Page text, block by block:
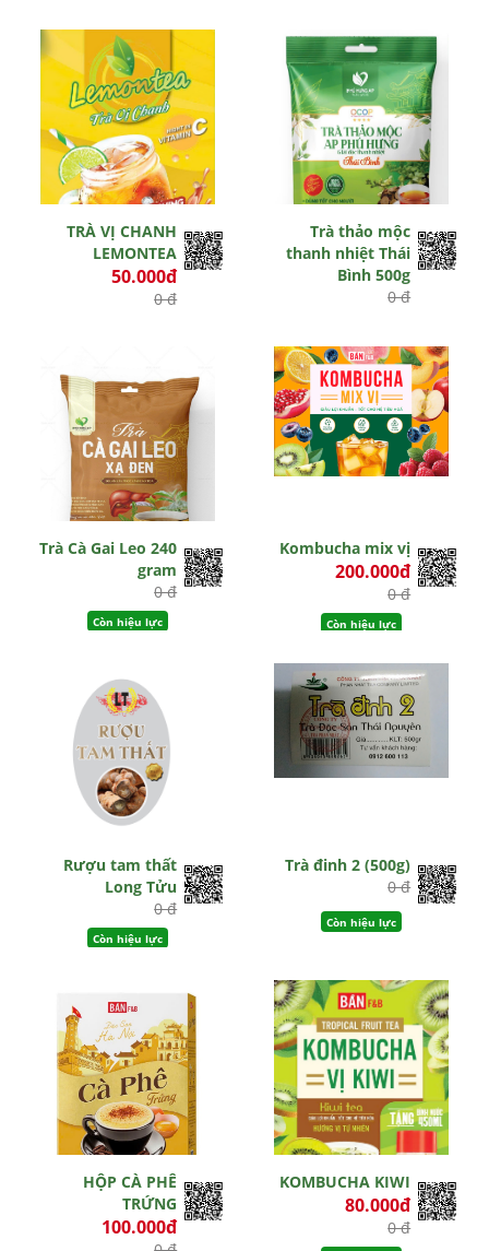
TRÀ VỊ CHANH
LEMONTEA
50.000đ
0 đ
Trà thảo mộc
thanh nhiệt Thái
Bình 500g
0 đ
Trà Cà Gai Leo 240
gram
0 đ
Còn hiệu lực
Kombucha mix vị
200.000đ
0 đ
Còn hiệu lực
Rượu tam thất
Long Tửu
0 đ
Còn hiệu lực
Trà đinh 2 (500g)
0 đ
Còn hiệu lực
HỘP CÀ PHÊ
TRỨNG
100.000đ
KOMBUCHA KIWI
80.000đ
0 đ